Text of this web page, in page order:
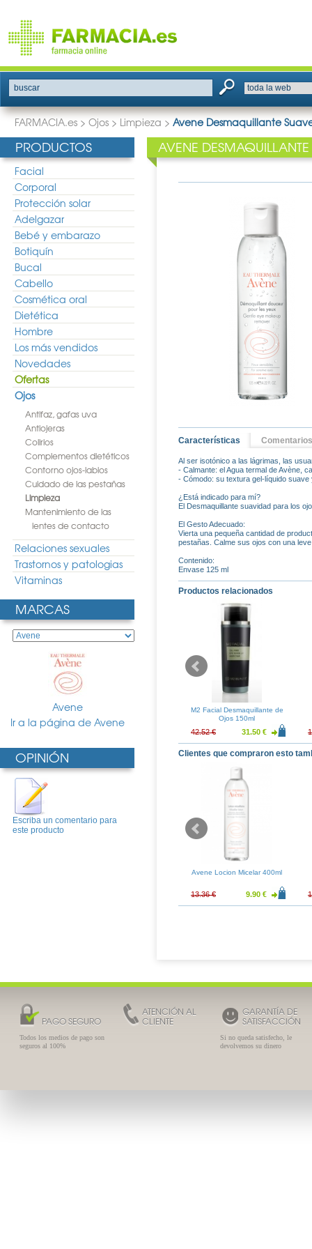
buscar
FARMACIA.es > Ojos > Limpieza > Avene Desmaquillante
PRODUCTOS
Facial
Corporal
Protección solar
Adelgazar
Bebé y embarazo
Botiquín
Bucal
Cabello
Cosmética oral
Dietética
Hombre
Los más vendidos
Novedades
Ofertas
Ojos
Antifaz, gafas uva
Antiojeras
Colirios
Complementos dietéticos
Contorno ojos-labios
Cuidado de las pestañas
Limpieza
Mantenimiento de las
lentes de contacto
Relaciones sexuales
Trastornos y patologias
Vitaminas
MARCAS
Avene
Ir a la página de Avene
OPINIÓN
Escriba un comentario para
este producto
AVENE
Características Comentarios
Al ser isotónico a las lágrimas, las
- Calmante: el Agua termal de Avène,
- Cómodo: su textura gel-líquido
¿Está indicado para mí?
El Desmaquillante suavidad para los
El Gesto Adecuado:
Vierta una pequeña cantidad de
pestañas. Calme sus ojos con una
Contenido:
Envase 125 ml
Productos relacionados
250ml
A-Derma Sensifluid Leche
Limpiadora y Desmaquillante
200ml
M2 Facial Desmaquillante de
Ojos 150ml
42.52 € 31.50 €
Clientes que compraron esto
Avene Locion Micelar 400ml
13.36 € 9.90 €
PAGO SEGURO
Todos los medios de pago son
seguros al 100%
ATENCIÓN AL
CLIENTE
GARANTÍA DE
SATISFACCIÓN
Si no queda satisfecho, le
devolvemos su dinero